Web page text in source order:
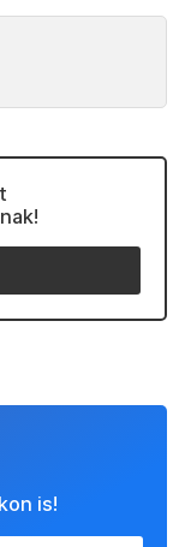
is!